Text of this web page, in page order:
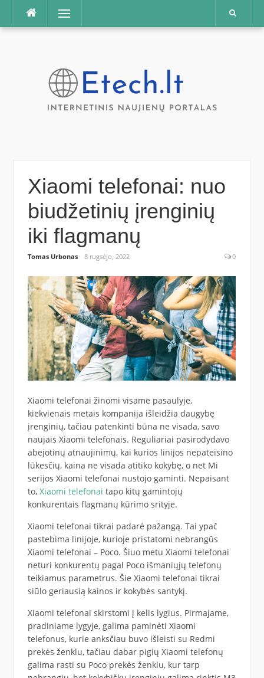
Praleisti
Meniu
Xiaomi telefonai: nuo
biudžetinių įrenginių
iki flagmanų
Tomas Urbonas 8 rugsėjo, 2022 0
Xiaomi telefonai žinomi visame pasaulyje,
kiekvienais metais kompanija išleidžia daugybę
įrenginių, tačiau patenkinti būna ne visada, savo
naujais Xiaomi telefonais. Reguliariai pasirodydavo
abejotinų atnaujinimų, kai kurios linijos nepateisino
lūkesčių, kaina ne visada atitiko kokybę, o net Mi
serijos Xiaomi telefonai nustojo gaminti. Nepaisant
to, Xiaomi telefonai tapo kitų gamintojų
konkurentais flagmanų kūrimo srityje.
Xiaomi telefonai tikrai padarė pažangą. Tai ypač
pastebima linijoje, kurioje pristatomi nebrangūs
Xiaomi telefonai – Poco. Šiuo metu Xiaomi telefonai
neturi konkurentų pagal Poco išmaniųjų telefonų
teikiamus parametrus. Šie Xiaomi telefonai tikrai
siūlo geriausią kainos ir kokybės santykį.
Xiaomi telefonai skirstomi į kelis lygius. Pirmajame,
pradiniame lygyje, galima paminėti Xiaomi
telefonus, kurie anksčiau buvo išleisti su Redmi
prekės ženklu, tačiau dabar pigių Xiaomi telefonų
galima rasti su Poco prekės ženklu, kur tarp